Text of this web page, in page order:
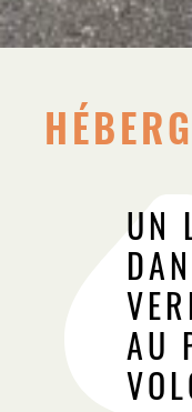
UN
AU